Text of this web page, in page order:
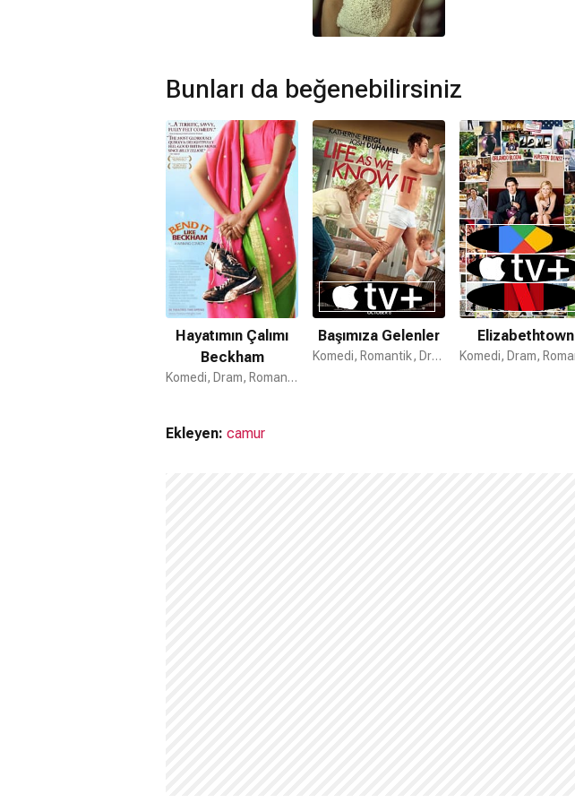
Bunları da beğenebilirsiniz
Hayatımın Çalımı
Beckham
Komedi, Dram, Romantik
Başımıza Gelenler
Komedi, Romantik, Dram
Elizabethtown
Ekleyen: camur